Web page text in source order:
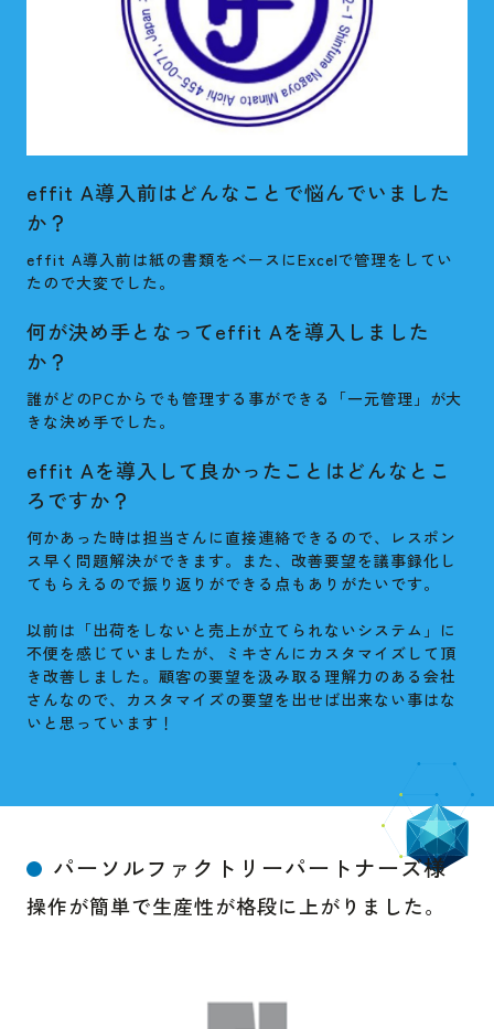
effit A導入前はどんなことで悩んでいました
か？
effit A導入前は紙の書類をベースにExcelで管理をしてい
たので大変でした。
何が決め手となってeffit Aを導入しました
か？
誰がどのPCからでも管理する事ができる「一元管理」が大
きな決め手でした。
effit Aを導入して良かったことはどんなとこ
ろですか？
何かあった時は担当さんに直接連絡できるので、レスポン
ス早く問題解決ができます。また、改善要望を議事録化し
てもらえるので振り返りができる点もありがたいです。
以前は「出荷をしないと売上が立てられないシステム」に
不便を感じていましたが、ミキさんにカスタマイズして頂
き改善しました。顧客の要望を汲み取る理解力のある会社
さんなので、カスタマイズの要望を出せば出来ない事はな
いと思っています！
パーソルファクトリーパートナーズ様
操作が簡単で生産性が格段に上がりました。